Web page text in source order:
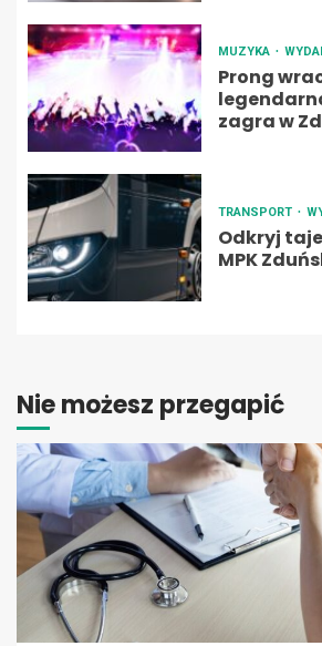
MUZYKA
Prong
zagra w
TRANSPORT
Odkryj
MPK
Nie możesz przegapić